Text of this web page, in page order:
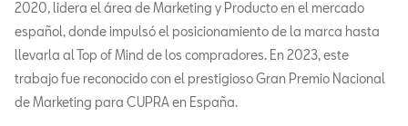
2020, lidera el área de Marketing y Producto en el mercado
español, donde impulsó el posicionamiento de la marca hasta
llevarla al Top of Mind de los compradores. En 2023, este
trabajo fue reconocido con el prestigioso Gran Premio Nacional
de Marketing para CUPRA en España.